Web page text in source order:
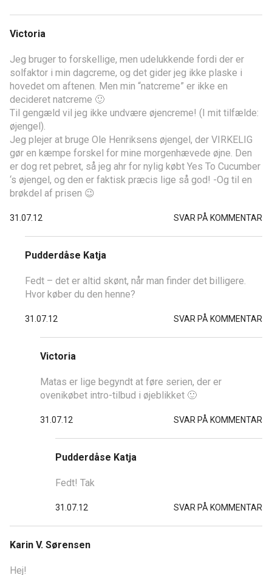
Victoria
Jeg bruger to forskellige, men udelukkende fordi der er
solfaktor i min dagcreme, og det gider jeg ikke plaske i
hovedet om aftenen. Men min “natcreme” er ikke en
decideret natcreme 🙂
Til gengæld vil jeg ikke undvære øjencreme! (I mit tilfælde:
øjengel).
Jeg plejer at bruge Ole Henriksens øjengel, der VIRKELIG
gør en kæmpe forskel for mine morgenhævede øjne. Den
er dog ret pebret, så jeg ahr for nylig købt Yes To Cucumber
‘s øjengel, og den er faktisk præcis lige så god! -Og til en
brøkdel af prisen 😉
31.07.12 SVAR PÅ KOMMENTAR
Pudderdåse Katja
Fedt – det er altid skønt, når man finder det billigere.
Hvor køber du den henne?
31.07.12 SVAR PÅ KOMMENTAR
Victoria
Matas er lige begyndt at føre serien, der er
ovenikøbet intro-tilbud i øjeblikket 🙂
31.07.12 SVAR PÅ KOMMENTAR
Pudderdåse Katja
Fedt! Tak
31.07.12 SVAR PÅ KOMMENTAR
Karin V. Sørensen
Hej!